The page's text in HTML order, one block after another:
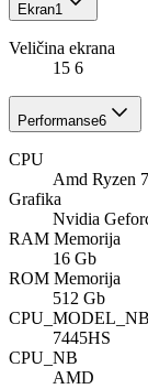
Ekran1
Veličina ekrana
15 6
Performanse6
CPU
Amd Ryzen 7
Grafika
Nvidia
RAM Memorija
16 Gb
ROM Memorija
512 Gb
CPU_MODEL_NB
7445HS
CPU_NB
AMD